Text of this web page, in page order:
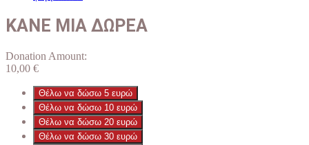
ΚΑΝΕ ΜΙΑ ΔΩΡΕΑ
Donation Amount:
10,00 €
Θέλω να δώσω 5 ευρώ
Θέλω να δώσω 10 ευρώ
Θέλω να δώσω 20 ευρώ
Θέλω να δώσω 30 ευρώ